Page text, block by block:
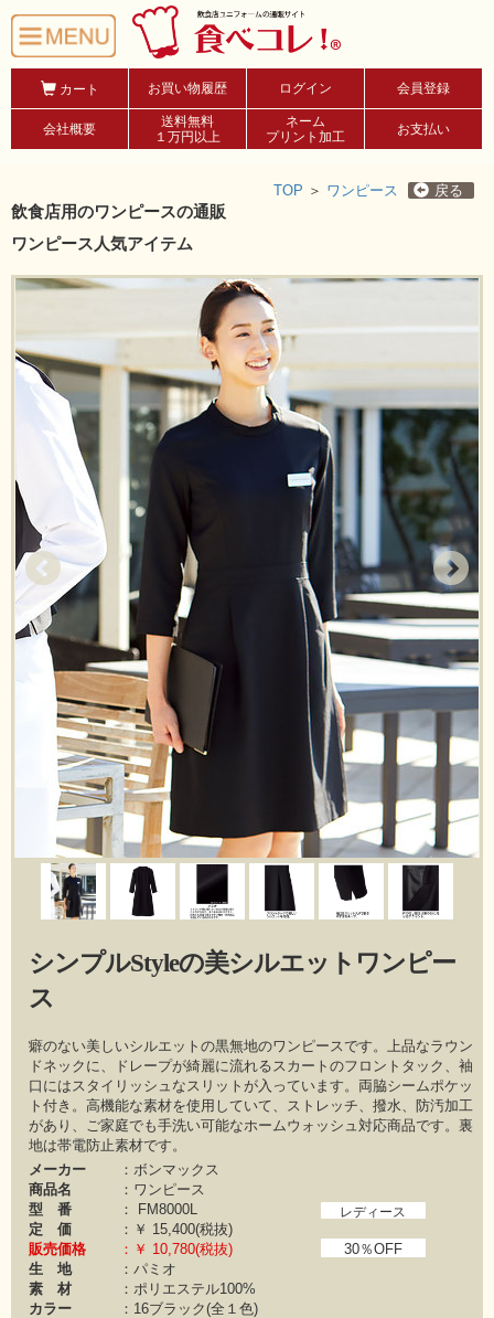
カート お買い物履歴 ログイン 会員登録
会社概要
送料無料
１万円以上
ネーム
プリント加工
お支払い
TOP ＞ ワンピース 戻る
飲食店用のワンピースの通販
ワンピース人気アイテム
シンプルStyleの美シルエットワンピー
ス
癖のない美しいシルエットの黒無地のワンピースです。上品なラウン
ドネックに、ドレープが綺麗に流れるスカートのフロントタック、袖
口にはスタイリッシュなスリットが入っています。両脇シームポケッ
ト付き。高機能な素材を使用していて、ストレッチ、撥水、防汚加工
があり、ご家庭でも手洗い可能なホームウォッシュ対応商品です。裏
地は帯電防止素材です。
メーカー
：ボンマックス
商品名
：ワンピース
型 番
： FM8000L レディース
定 価 ：￥ 15,400(税抜)
販売価格
：￥ 10,780(税抜)
30％OFF
生 地
：パミオ
素 材
：ポリエステル100%
カラー
：16ブラック(全１色)